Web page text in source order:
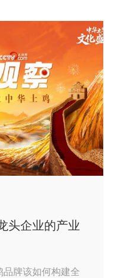
头企业的产业
品牌该如何构建全